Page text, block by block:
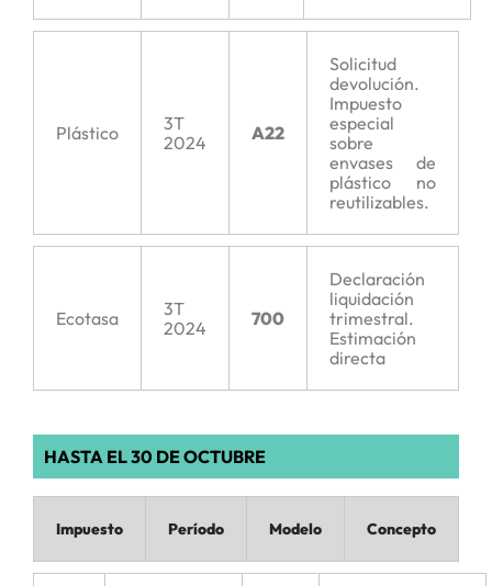
Plástico
3T
2024
A22
Solicitud
devolución.
Impuesto
especial
sobre
envases de
plástico no
reutilizables.
Ecotasa
3T
2024
700
Declaración
liquidación
trimestral.
Estimación
directa
HASTA EL 30 DE OCTUBRE
Impuesto Período Modelo Concepto